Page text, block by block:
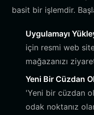
basit bir işlemdir.
Uygulamayı
için resmi web
mağazanızı
Yeni Bir Cüzdan
'Yeni bir cüzdan
odak noktanız